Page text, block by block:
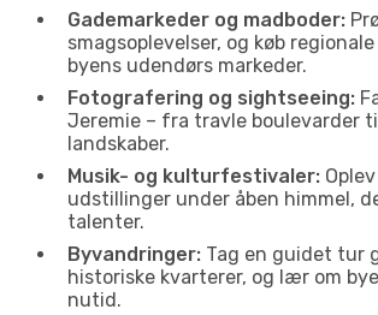
Gademarkeder og madboder:
smagsoplevelser, og køb
byens udendørs markeder.
Fotografering og sightseeing:
Jeremie – fra travle boulevarder
landskaber.
Musik- og kulturfestivaler:
udstillinger under åben himmel,
talenter.
Byvandringer: Tag en guidet tur
historiske kvarterer, og lær om
nutid.